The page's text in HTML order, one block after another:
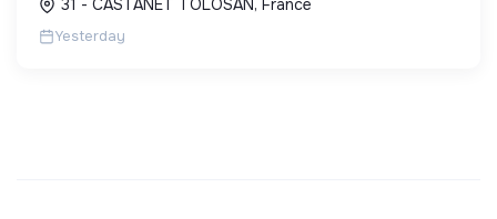
31 - CASTANET TOLOSAN, France
Yesterday